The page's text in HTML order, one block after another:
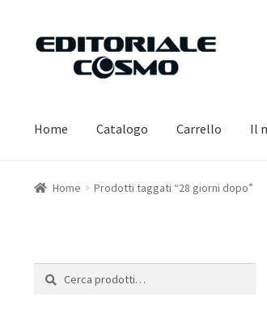
Vai
navigazione
Vai
Home Catalogo Carrello Il
Home Prodotti taggati “28 giorni dopo”
Cerca:
Cerca